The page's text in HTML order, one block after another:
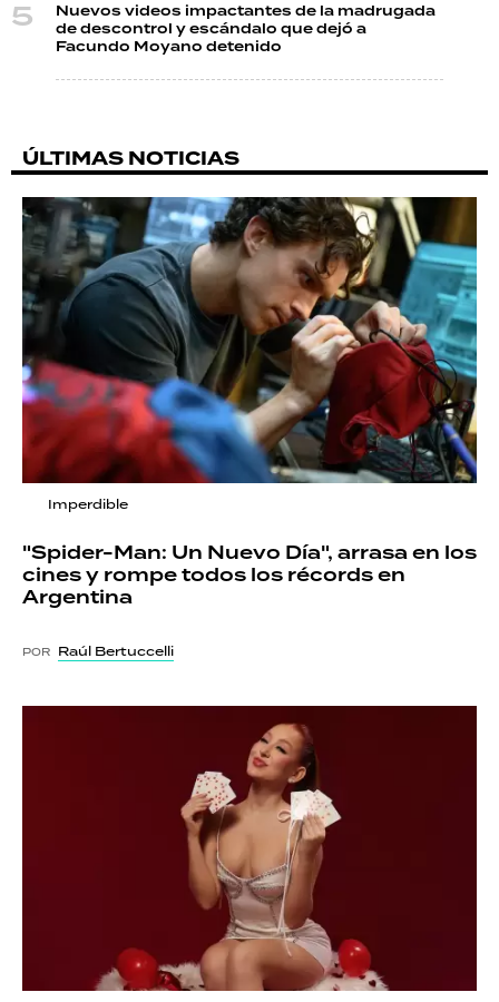
Nuevos videos impactantes de la madrugada
de descontrol y escándalo que dejó a
Facundo Moyano detenido
ÚLTIMAS NOTICIAS
Imperdible
"Spider-Man: Un Nuevo Día", arrasa en los
cines y rompe todos los récords en
Argentina
POR Raúl Bertuccelli